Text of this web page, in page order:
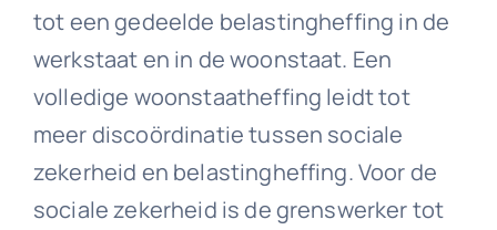
tot een gedeelde belastingheffing in de
werkstaat en in de woonstaat. Een
volledige woonstaatheffing leidt tot
meer discoördinatie tussen sociale
zekerheid en belastingheffing. Voor de
sociale zekerheid is de grenswerker tot